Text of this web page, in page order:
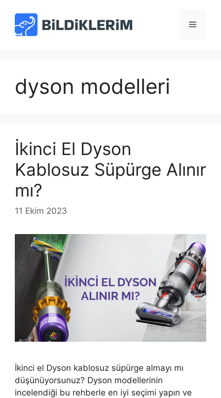
Menü
dyson modelleri
İkinci El Dyson
Kablosuz Süpürge Alınır
mı?
11 Ekim 2023
İkinci el Dyson kablosuz süpürge almayı mı
düşünüyorsunuz? Dyson modellerinin
incelendiği bu rehberle en iyi seçimi yapın ve